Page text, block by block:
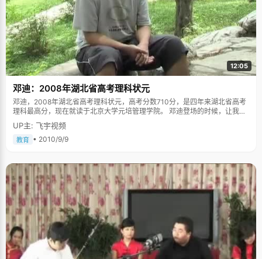
12:05
邓迪：2008年湖北省高考理科状元
邓迪，2008年湖北省高考理科状元，高考分数710分，是四年来湖北省高考
理科最高分，现在就读于北京大学元培管理学院。 邓迪登场的时候，让我们
很是震惊了一下，高大健硕的体格，T恤大短裤、脚蹬运动鞋，有点黝黑的皮
肤，就好像刚从运动场上下来的篮球运动员。 "在学校里，同学们都叫我
boss"，透过眼镜，他眼镜中闪着点小得意，"嘿嘿，他们说我就像游戏里边
着"打架"和"打酱油" 邓迪自称，自己是被"放养"长大的。 "打架"几乎贯穿了
邓迪的整个小学阶段。"刚开始是被别人打，后来我只好奋起反抗，所以经常
打架"，邓迪很阿Q的想法。在学校跟同学打，回家跟表哥打，邓迪笑着
说，"自己一身结实的身板都是打架打出来的。" 但是对于学习，邓迪倒是得
到了父母的充分信任和自由，几乎不给压力，也不会强迫他去学一些额外的
辅导班。在家里，邓迪跟父母最多的沟通就是跟爸爸下象棋，每次下得好会
被奖励一本小人书。所幸，邓迪在学习上还是比较自觉的，上课认真听讲，
下课认真作业，"打酱油"也打到了优质酱油，每次考试成绩都处于班级的中
上水准。 叛逆的日子在初中时候完结。"可能也长大了吧，觉得应该懂事了，
如果学习不好，可能就没有一个好的前途"，邓迪说，"&lsquo;走旁门左道
UP主: 飞宇视频
教育 • 2010/9/9